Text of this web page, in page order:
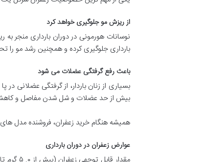
از ریزش مو جلوگیری خواهد کرد
نوسانات هورمونی در دوران بارداری منجر
بارداری جلوگیری کرده و همچنین رشد مو را
باعث رفع گرفتگی عضلات می شود
بسیاری از زنان باردار، از گرفتگی عضلانی
بیش از حد عضلات و شل شدن مفاصل و کاهش
همیشه هنگام خرید زعفران، فروشنده مدل
عوارض زعفران در دوران بارداری